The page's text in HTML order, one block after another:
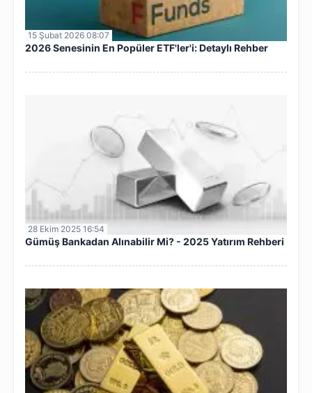
15 Şubat 2026 08:07
2026 Senesinin En Popüler ETF'ler'i: Detaylı Rehber
28 Ekim 2025 16:54
Gümüş Bankadan Alınabilir Mi? - 2025 Yatırım Rehberi